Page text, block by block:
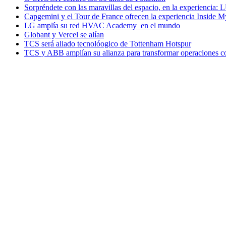
Sorpréndete con las maravillas del espacio, en la experiencia:
Capgemini y el Tour de France ofrecen la experiencia Inside
LG amplía su red HVAC Academy en el mundo
Globant y Vercel se alían
TCS será aliado tecnolóogico de Tottenham Hotspur
TCS y ABB amplían su alianza para transformar operaciones